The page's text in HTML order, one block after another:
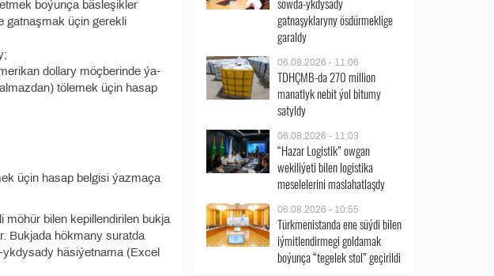
boýunça bäsleşikler
gatnaşmak üçin gerekli
dollary möçberinde ýa-
tölemek üçin hasap
üçin hasap belgisi ýazmaça
möhür bilen kepillendirilen bukja
Bukjada hökmany suratda
häsiýetnama (Excel
gatnaşyklaryny ösdürmeklige
garaldy
06.08.2026 - 11:06
TDHÇMB-da 270 million
manatlyk nebit ýol bitumy
satyldy
06.08.2026 - 11:03
“Hazar Logistik” owgan
wekiliýeti bilen logistika
meselelerini maslahatlaşdy
06.08.2026 - 10:55
Türkmenistanda ene süýdi bilen
iýmitlendirmegi goldamak
boýunça “tegelek stol” geçirildi